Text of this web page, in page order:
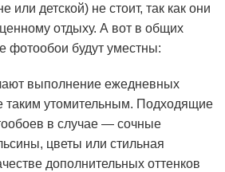
или детской) не стоит, так как они
отдыху. А вот в общих
фотообои будут уместны:
выполнение ежедневных
таким утомительным. Подходящие
в случае — сочные
цветы или стильная
дополнительных оттенков